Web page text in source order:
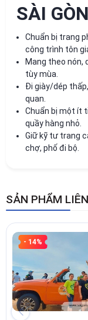
SÀI
Chuẩn bị trang
công trình tôn
Mang theo nón,
tùy mùa.
Đi giày/dép
quan.
Chuẩn bị một ít
quầy hàng nhỏ.
Giữ kỹ tư trang
chợ, phố đi bộ.
SẢN PHẨM
- 14%